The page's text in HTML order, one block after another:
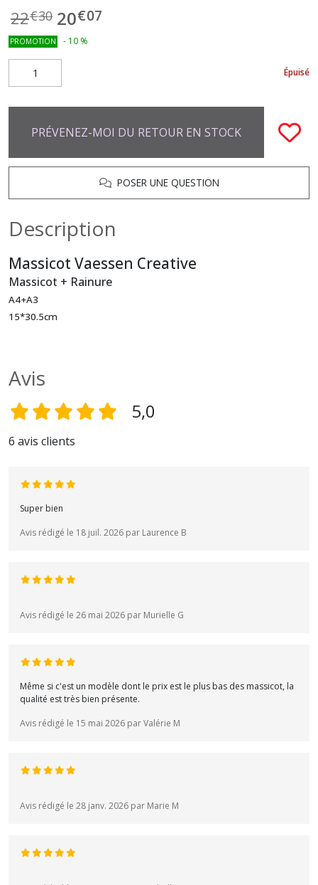
22€30 20€07
PROMOTION - 10 %
Épuisé
PRÉVENEZ-MOI DU RETOUR EN STOCK
POSER UNE QUESTION
Description
Massicot Vaessen Creative
Massicot + Rainure
A4+A3
15*30.5cm
Avis
5,0
6 avis clients
Super bien
Avis rédigé le 18 juil. 2026 par Laurence B
Avis rédigé le 26 mai 2026 par Murielle G
Même si c'est un modèle dont le prix est le plus bas des massicot, la
qualité est très bien présente.
Avis rédigé le 15 mai 2026 par Valérie M
Avis rédigé le 28 janv. 2026 par Marie M